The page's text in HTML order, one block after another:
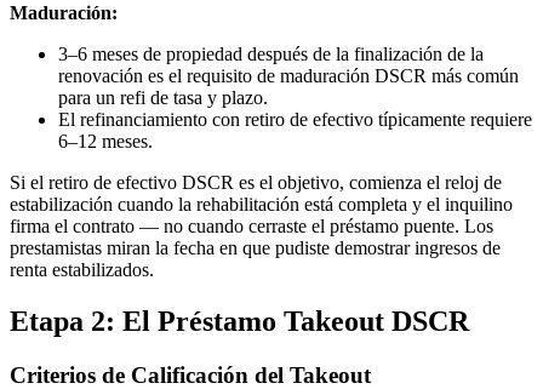
Maduración:
3–6 meses de propiedad después de la finalización de la
renovación es el requisito de maduración DSCR más común
para un refi de tasa y plazo.
El refinanciamiento con retiro de efectivo típicamente requiere
6–12 meses.
Si el retiro de efectivo DSCR es el objetivo, comienza el reloj de
estabilización cuando la rehabilitación está completa y el inquilino
firma el contrato — no cuando cerraste el préstamo puente. Los
prestamistas miran la fecha en que pudiste demostrar ingresos de
renta estabilizados.
Etapa 2: El Préstamo Takeout DSCR
Criterios de Calificación del Takeout